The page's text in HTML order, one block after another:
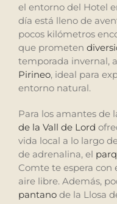
el entorno del Hotel
día está lleno de
pocos kilómetros
que prometen
temporada invernal,
Pirineo, ideal para
entorno natural.
Para los amantes de
de la Vall de Lord
vida local a lo largo
de adrenalina, el
Comte te espera con
aire libre. Además,
pantano de la Llosa